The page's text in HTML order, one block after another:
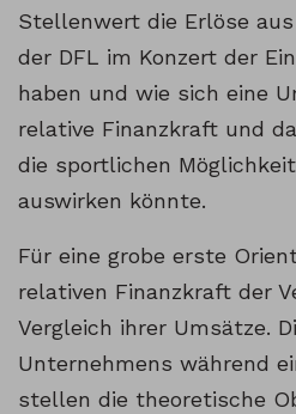
Stellenwert die Erlöse
der DFL im Konzert der
haben und wie sich eine
relative Finanzkraft und
die sportlichen
auswirken könnte.
Für eine grobe erste
relativen Finanzkraft der
Vergleich ihrer Umsätze.
Unternehmens während
stellen die theoretische